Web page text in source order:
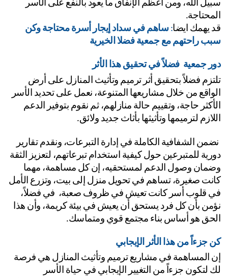
سبيل الله، ومن أعظم الإنفاق ما يعود بالنفع على الأسر
يهمك ايضا:
ساهم في سداد إيجار أسرة محتاجة وكن
راحتهم مع جمعية فضلا الخيرية
جمعية  فضلاً في تحقيق هذا الأثر
الواقع من خلال مشاريعها المتنوعة، نعمل على تحديد الأسر
الأكثر حاجة، وتقييم حالة منازلهم، ثم نقوم بتوفير الدعم
لترميمها وتأثيثها بأثاث جديد ولائق.
نضمن الشفافية الكاملة في إدارة التبرعات، ونقدم تقارير
دورية للمتبرعين حول كيفية استخدام تبرعاتهم، لتعزيز الثقة
وضمان وصول الدعم لمستحقيه، إن كل مساهمة، مهما
كانت صغيرة، تساهم في تحويل منزل إلى بيت، وتزرع الأمل
في قلوب أسر كانت تعيش في ظروف صعبة،  في فضلاً،
هو أساس بناء مجتمع قوي ومتماسك.
جزءاً من هذا الأثر الإيجابي
إن المساهمة في مشاريع ترميم وتأثيث المنازل هي فرصة
لك لتكون جزءاً من التغيير الإيجابي في حياة الأسر